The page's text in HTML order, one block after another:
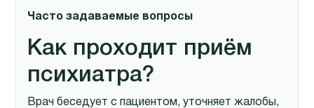
Часто задаваемые вопросы
Как проходит приём
психиатра?
Врач беседует с пациентом, уточняет жалобы,